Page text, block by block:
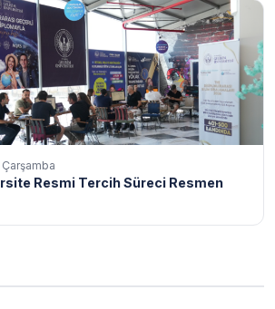
Resmi Tercih Süreci Resmen